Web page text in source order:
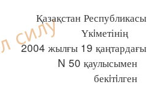
Қазақстан Республикасы
Үкiметінің
2004 жылғы 19 қаңтардағы
N 50 қаулысымен
бекiтiлген